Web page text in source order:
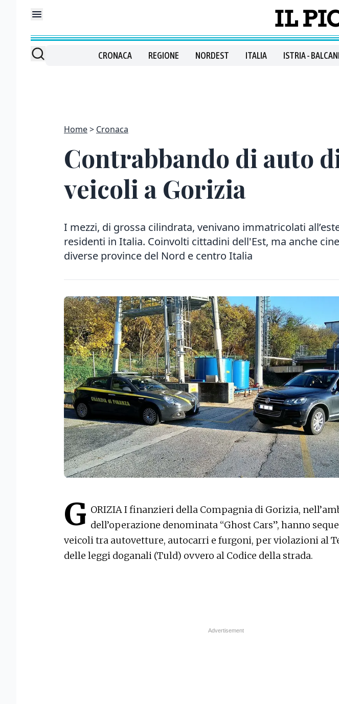
CRONACA REGIONE NORDEST ITALIA ISTRIA - BALCANI
Home Cronaca
Contrabbando di auto
veicoli a Gorizia
I mezzi, di grossa cilindrata, venivano immatricolati
residenti in Italia. Coinvolti cittadini dell'Est, ma anche
diverse province del Nord e centro Italia
G ORIZIA I finanzieri della Compagnia di Gorizia,
dell’operazione denominata “Ghost Cars”, hanno
veicoli tra autovetture, autocarri e furgoni, per violazioni al
delle leggi doganali (Tuld) ovvero al Codice della strada.